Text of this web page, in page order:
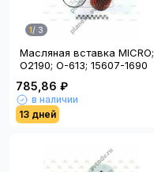
1/ 3
Масляная вставка MICRO;
O2190; O-613; 15607-1690
785,86 ₽
в наличии
13 дней